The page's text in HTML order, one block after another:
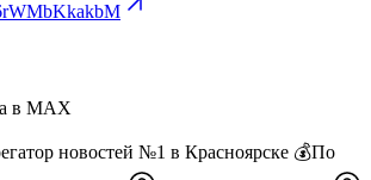
в MAX
новостей №1 в Красноярске 💰По